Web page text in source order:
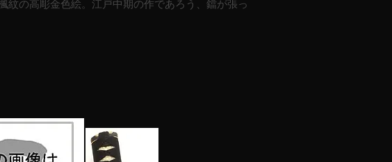
紋の高彫金色絵。江戸中期の作であろう、鐺が張っ